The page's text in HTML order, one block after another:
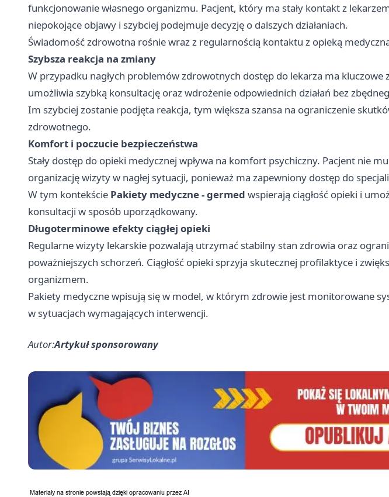
funkcjonowanie własnego organizmu. Pacjent, który ma stały kontakt z
niepokojące objawy i szybciej podejmuje decyzję o dalszych działaniach.
Świadomość zdrowotna rośnie wraz z regularnością kontaktu z opieką
Szybsza reakcja na zmiany
W przypadku nagłych problemów zdrowotnych dostęp do lekarza ma kluczowe
umożliwia szybką konsultację oraz wdrożenie odpowiednich działań bez
Im szybciej zostanie podjęta reakcja, tym większa szansa na ograniczenie
zdrowotnego.
Komfort i poczucie bezpieczeństwa
Stały dostęp do opieki medycznej wpływa na komfort psychiczny. Pacjent nie
organizację wizyty w nagłej sytuacji, ponieważ ma zapewniony dostęp do
W tym kontekście Pakiety medyczne - germed wspierają ciągłość opieki i
konsultacji w sposób uporządkowany.
Długoterminowe efekty ciągłej opieki
Regularne wizyty lekarskie pozwalają utrzymać stabilny stan zdrowia oraz
poważniejszych schorzeń. Ciągłość opieki sprzyja skutecznej profilaktyce i
organizmem.
Pakiety medyczne wpisują się w model, w którym zdrowie jest monitorowane
w sytuacjach wymagających interwencji.
Autor:Artykuł sponsorowany